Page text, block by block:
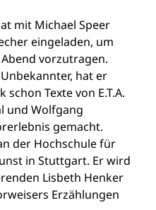
mit Michael Speer
eingeladen, um
vorzutragen.
hat er
Texte von E.T.A.
und Wolfgang
gemacht.
der Hochschule für
in Stuttgart. Er wird
Lisbeth Henker
Erzählungen